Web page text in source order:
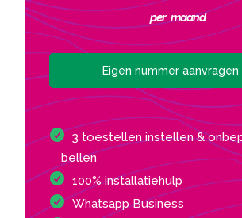
per maand
Eigen nummer
3 toestellen instellen &
bellen
100% installatiehulp
Whatsapp Business